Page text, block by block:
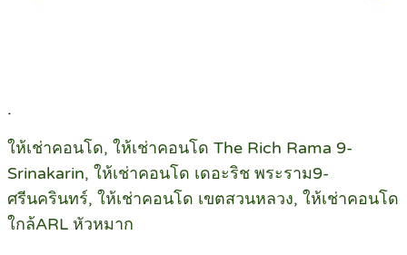
.
ให้เช่าคอนโด, ให้เช่าคอนโด The Rich Rama 9-
Srinakarin, ให้เช่าคอนโด เดอะริช พระราม9-
ศรีนครินทร์, ให้เช่าคอนโด เขตสวนหลวง, ให้เช่าคอนโด
ใกล้ARL หัวหมาก